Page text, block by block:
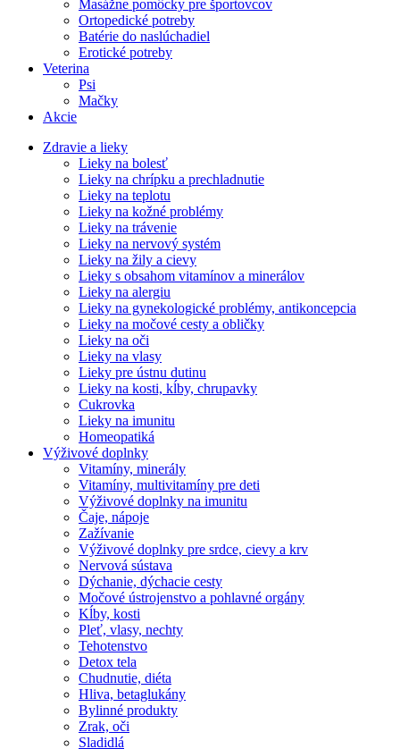
Masážne pomôcky pre športovcov
Ortopedické potreby
Batérie do naslúchadiel
Erotické potreby
Veterina
Psi
Mačky
Akcie
Zdravie a lieky
Lieky na bolesť
Lieky na chrípku a prechladnutie
Lieky na teplotu
Lieky na kožné problémy
Lieky na trávenie
Lieky na nervový systém
Lieky na žily a cievy
Lieky s obsahom vitamínov a minerálov
Lieky na alergiu
Lieky na gynekologické problémy, antikoncepcia
Lieky na močové cesty a obličky
Lieky na oči
Lieky na vlasy
Lieky pre ústnu dutinu
Lieky na kosti, kĺby, chrupavky
Cukrovka
Lieky na imunitu
Homeopatiká
Výživové doplnky
Vitamíny, minerály
Vitamíny, multivitamíny pre deti
Výživové doplnky na imunitu
Čaje, nápoje
Zažívanie
Výživové doplnky pre srdce, cievy a krv
Nervová sústava
Dýchanie, dýchacie cesty
Močové ústrojenstvo a pohlavné orgány
Kĺby, kosti
Pleť, vlasy, nechty
Tehotenstvo
Detox tela
Chudnutie, diéta
Hliva, betaglukány
Bylinné produkty
Zrak, oči
Sladidlá